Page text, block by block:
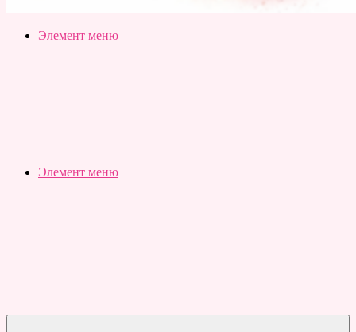
Slubovju.ru
Бесплатные
Элемент меню
Элемент меню